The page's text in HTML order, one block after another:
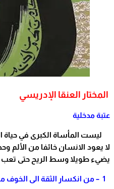
المختار العنقا الإدريسي
عتبة مدخلية
ليست المأساة الكبرى في حياة
لا يعود الانسان خائفا من الألم
يضيء طويلا وسط الريح حتى تعب
من انكسار الثقة الى الخوف